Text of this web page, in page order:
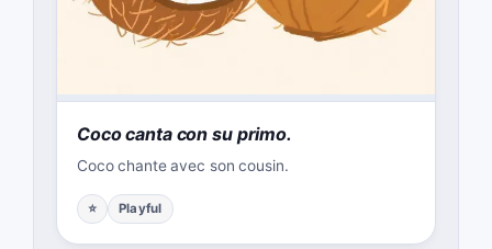
Coco canta con su primo.
Coco chante avec son cousin.
⭐ Playful